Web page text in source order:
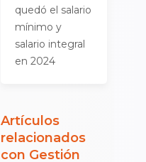
quedó el salario
mínimo y
salario integral
en 2024
Artículos
relacionados
con Gestión